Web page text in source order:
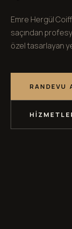
Emre Hergül
saçından
özel tasarlayan
RANDEVU